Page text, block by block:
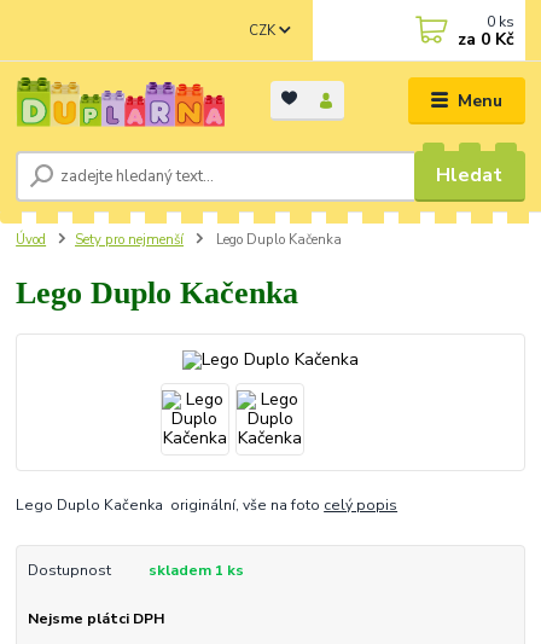
Menu
CZK
Hledat
0 ks
za 0 Kč
Úvod Sety pro nejmenší Lego Duplo Kačenka
Lego Duplo Kačenka
Lego Duplo Kačenka originální, vše na foto celý popis
Dostupnost skladem 1 ks
Nejsme plátci DPH